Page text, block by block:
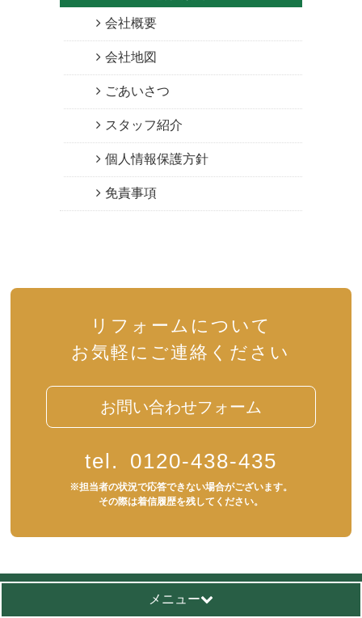
会社概要
会社地図
ごあいさつ
スタッフ紹介
個人情報保護方針
免責事項
リフォームについて
お気軽にご連絡ください
お問い合わせフォーム
tel. 0120-438-435
※担当者の状況で応答できない場合がございます。
その際は着信履歴を残してください。
メニュー